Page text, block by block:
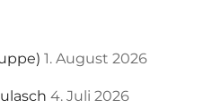
1. August 2026
4. Juli 2026